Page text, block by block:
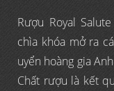
Rượu Royal
chìa khóa mở ra
uyển hoàng gia
Chất rượu là kết